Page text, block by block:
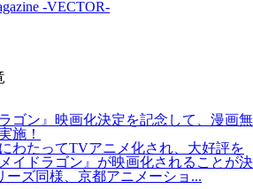
ゴン』映画化決定を記念して、漫画無
施！
わたってTVアニメ化され、大好評を
イドラゴン』が映画化されることが決
ーズ同様、京都アニメーショ...